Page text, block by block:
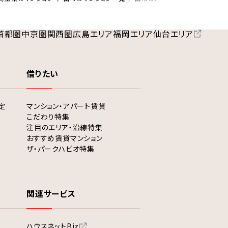
都圏中京圏関西圏広島エリア福岡エリア仙台エリア
借りたい
マンション・アパート賃貸
こだわり特集
注目のエリア・沿線特集
おすすめ賃貸マンション
ザ・パークハビオ特集
関連サービス
ハウスネットBiz